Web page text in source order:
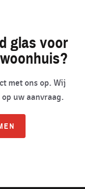
glas voor
met ons op. Wij
uw aanvraag.